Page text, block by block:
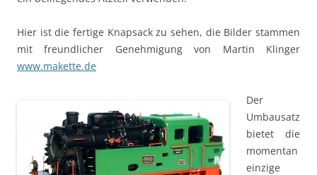
Hier ist die fertige Knapsack zu sehen, die Bilder stammen
mit freundlicher Genehmigung von Martin Klinger
www.makette.de
Der
Umbausatz
bietet die
momentan
einzige